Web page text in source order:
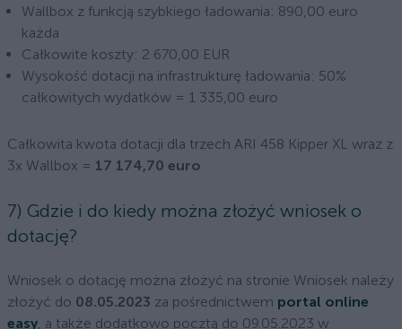
Wallbox z funkcją szybkiego ładowania: 890,00 euro
każda
Całkowite koszty: 2 670,00 EUR
Wysokość dotacji na infrastrukturę ładowania: 50%
całkowitych wydatków = 1 335,00 euro
Całkowita kwota dotacji dla trzech ARI 458 Kipper XL wraz z
3x Wallbox = 17 174,70 euro
7) Gdzie i do kiedy można złożyć wniosek o
dotację?
Wniosek o dotację można złożyć na stronie Wniosek należy
złożyć do 08.05.2023 za pośrednictwem portal online
easy, a także dodatkowo pocztą do 09.05.2023 w